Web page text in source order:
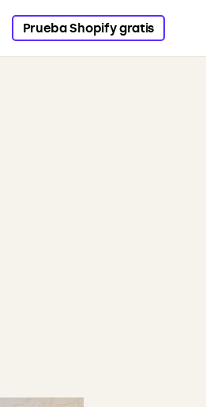
Prueba Shopify gratis